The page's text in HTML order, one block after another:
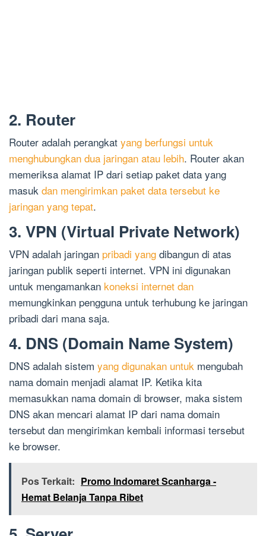
2. Router
Router adalah perangkat yang berfungsi untuk
menghubungkan dua jaringan atau lebih. Router akan
memeriksa alamat IP dari setiap paket data yang
masuk dan mengirimkan paket data tersebut ke
jaringan yang tepat.
3. VPN (Virtual Private Network)
VPN adalah jaringan pribadi yang dibangun di atas
jaringan publik seperti internet. VPN ini digunakan
untuk mengamankan koneksi internet dan
memungkinkan pengguna untuk terhubung ke jaringan
pribadi dari mana saja.
4. DNS (Domain Name System)
DNS adalah sistem yang digunakan untuk mengubah
nama domain menjadi alamat IP. Ketika kita
memasukkan nama domain di browser, maka sistem
DNS akan mencari alamat IP dari nama domain
tersebut dan mengirimkan kembali informasi tersebut
ke browser.
Pos Terkait: Promo Indomaret Scanharga -
Hemat Belanja Tanpa Ribet